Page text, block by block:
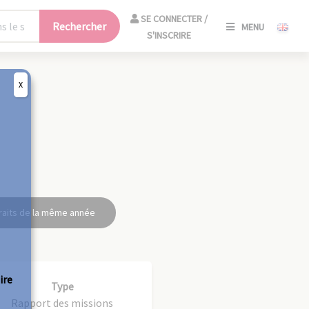
Rechercher
SE CONNECTER /
S'INSCRIRE
MENU
de la même année
Type
Rapport des missions
X